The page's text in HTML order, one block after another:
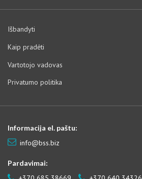
Išbandyti
Kaip pradėti
Vartotojo vadovas
Privatumo politika
Informacija el. paštu:
info@bss.biz
Pardavimai: